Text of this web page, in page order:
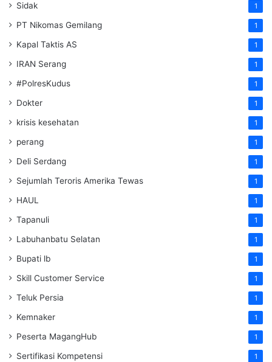
Sidak 1
PT Nikomas Gemilang 1
Kapal Taktis AS 1
IRAN Serang 1
#PolresKudus 1
Dokter 1
krisis kesehatan 1
perang 1
Deli Serdang 1
Sejumlah Teroris Amerika Tewas 1
HAUL 1
Tapanuli 1
Labuhanbatu Selatan 1
Bupati lb 1
Skill Customer Service 1
Teluk Persia 1
Kemnaker 1
Peserta MagangHub 1
Sertifikasi Kompetensi 1